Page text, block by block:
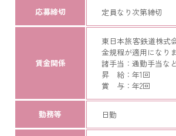
応募締切 定員なり次第締切
賃金関係
東日本旅客鉄道株式
金規程が適用になりま
諸手当：通勤手当な
昇 給：年1回
賞 与：年2回
勤務等 日勤